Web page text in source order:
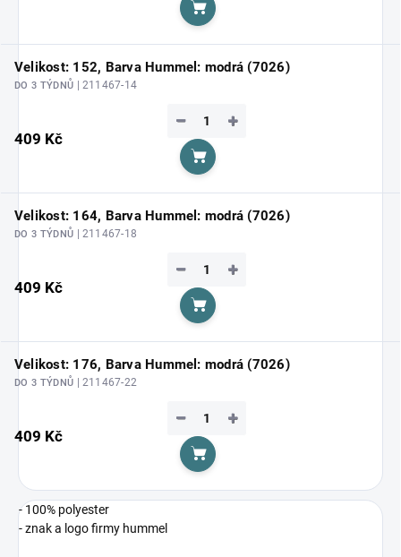
Do košíku
Velikost: 152, Barva Hummel: modrá (7026)
DO 3 TÝDNŮ | 211467-14
409 Kč
+
−
Do košíku
Velikost: 164, Barva Hummel: modrá (7026)
DO 3 TÝDNŮ | 211467-18
409 Kč
+
−
Do košíku
Velikost: 176, Barva Hummel: modrá (7026)
DO 3 TÝDNŮ | 211467-22
409 Kč
+
−
Do košíku
- 100% polyester
- znak a logo firmy hummel